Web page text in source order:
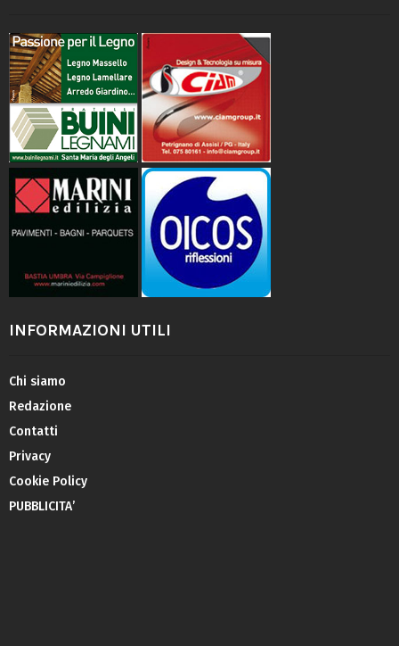
INFORMAZIONI UTILI
Chi siamo
Redazione
Contatti
Privacy
Cookie Policy
PUBBLICITA’